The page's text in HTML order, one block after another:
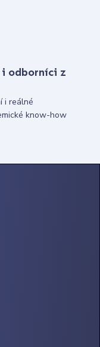
odborníci z
i reálné
know-how